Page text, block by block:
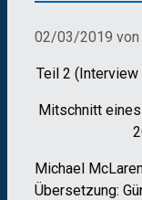
02/03/2019 von
Teil 2
Mitschnitt
Michael
Übersetzung: